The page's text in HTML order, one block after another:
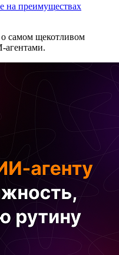
на преимуществах
самом щекотливом
агентами.